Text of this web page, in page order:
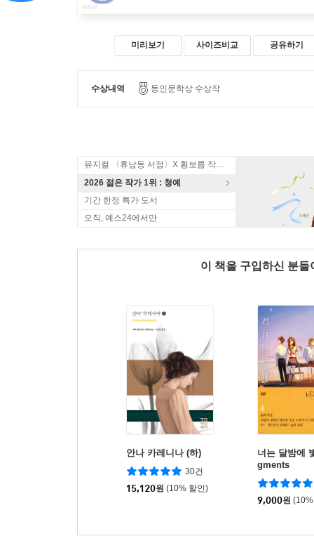
미리보기 사이즈비교 공유하기
수상내역 동인문학상 수상작
뮤지컬 〈휴남동 서점〉X 황보름 작가 북토크
2026 젊은 작가 1위 : 청예
기간 한정 특가 도서
오직, 예스24에서만
이 책을 구입하신 분
안나 카레니나 (하)
30건
15,120원 (10% 할인)
너는 달밤에
gments
9,000원